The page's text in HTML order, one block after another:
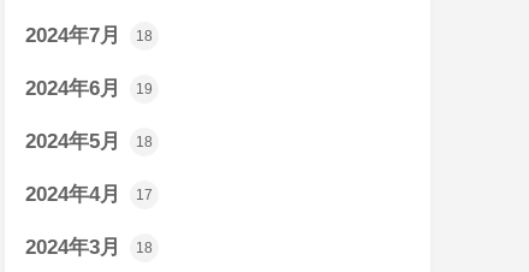
2024年7月 18
2024年6月 19
2024年5月 18
2024年4月 17
2024年3月 18